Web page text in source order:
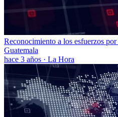
Reconocimiento a los esfuerzos
Guatemala
hace 3 años · La Hora